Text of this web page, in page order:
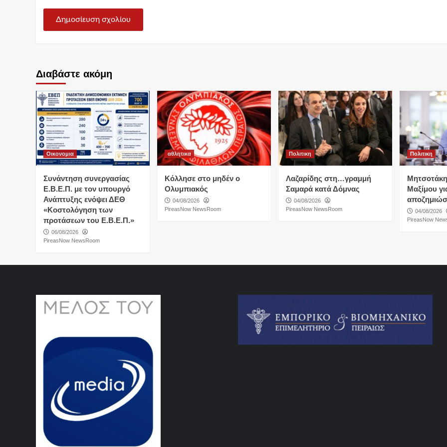
Διαβάστε ακόμη
Οικονομια
Συνάντηση συνεργασίας
Ε.Β.Ε.Π. με τον υπουργό
Ανάπτυξης ενόψει ΔΕΘ
«Κοστολόγηση των
προτάσεων του Ε.Β.Ε.Π.»
06/08/2026
PireasNow NewsRoom
αθλητικα
Κόλλησε στο μηδέν ο
Ολυμπιακός
04/08/2026
PireasNow NewsRoom
Πολιτικη
Λαζαρίδης στη…γραμμή
Σαμαρά κατά Δόμνας
04/08/2026
PireasNow NewsRoom
Πολιτικη
Μαξίμου
04/08/2026
PireasNow